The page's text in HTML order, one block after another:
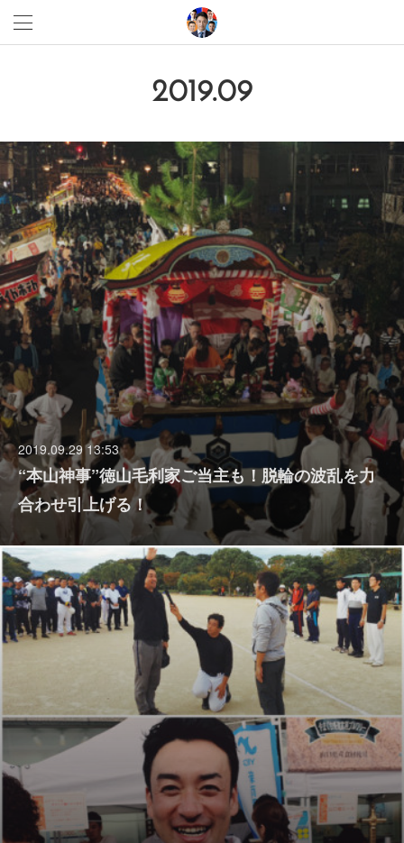
2019.09
2019.09.29 13:53
“本山神事”徳山毛利家ご当主も！脱輪の波乱を力
合わせ引上げる！